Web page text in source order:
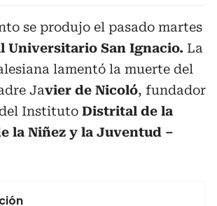
se produjo el pasado martes
Universitario San Ignacio. La
lamentó la muerte del
Javier de Nicoló, fundador
Instituto Distrital de la
la Niñez y la Juventud –